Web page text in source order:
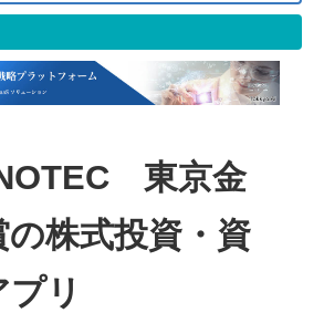
東京金
の株式投資・資
リ